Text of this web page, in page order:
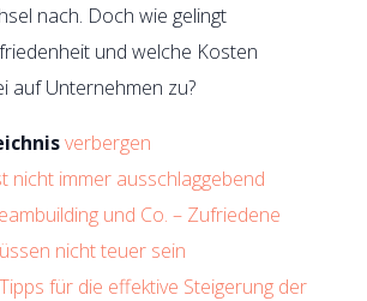
nach. Doch wie gelingt
und welche Kosten
auf Unternehmen zu?
verbergen
nicht immer ausschlaggebend
und Co. – Zufriedene
nicht teuer sein
für die effektive Steigerung der